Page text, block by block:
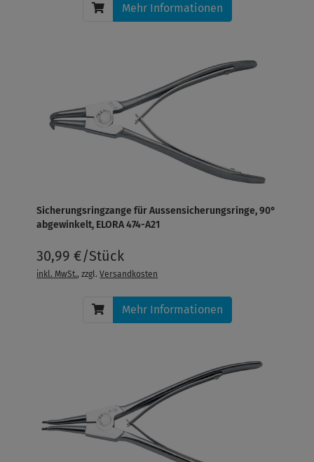
Mehr Informationen
Sicherungsringzange für Aussensicherungsringe, 90°
abgewinkelt, ELORA 474-A21
30,99 €/Stück
inkl. MwSt., zzgl.Versandkosten
Mehr Informationen